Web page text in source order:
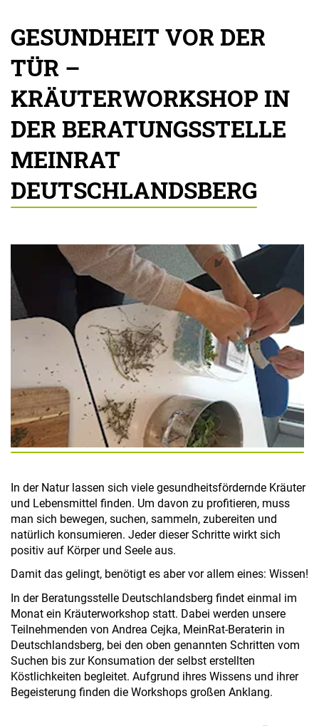
GESUNDHEIT VOR DER
TÜR –
KRÄUTERWORKSHOP IN
DER BERATUNGSSTELLE
MEINRAT
DEUTSCHLANDSBERG
In der Natur lassen sich viele gesundheitsfördernde Kräuter
und Lebensmittel finden. Um davon zu profitieren, muss
man sich bewegen, suchen, sammeln, zubereiten und
natürlich konsumieren. Jeder dieser Schritte wirkt sich
positiv auf Körper und Seele aus.
Damit das gelingt, benötigt es aber vor allem eines: Wissen!
In der Beratungsstelle Deutschlandsberg findet einmal im
Monat ein Kräuterworkshop statt. Dabei werden unsere
Teilnehmenden von Andrea Cejka, MeinRat-Beraterin in
Deutschlandsberg, bei den oben genannten Schritten vom
Suchen bis zur Konsumation der selbst erstellten
Köstlichkeiten begleitet. Aufgrund ihres Wissens und ihrer
Begeisterung finden die Workshops großen Anklang.